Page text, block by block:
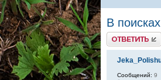
В
Ответить
Сообщений: 9